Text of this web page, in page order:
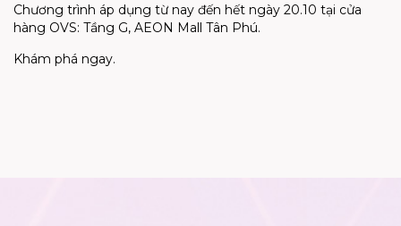
Chương trình áp dụng từ nay đến hết ngày 20.10 tại cửa
hàng OVS: Tầng G, AEON Mall Tân Phú.
Khám phá ngay.